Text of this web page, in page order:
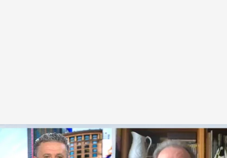
Entrevista a Vicente Larraga, investigador del CSIC